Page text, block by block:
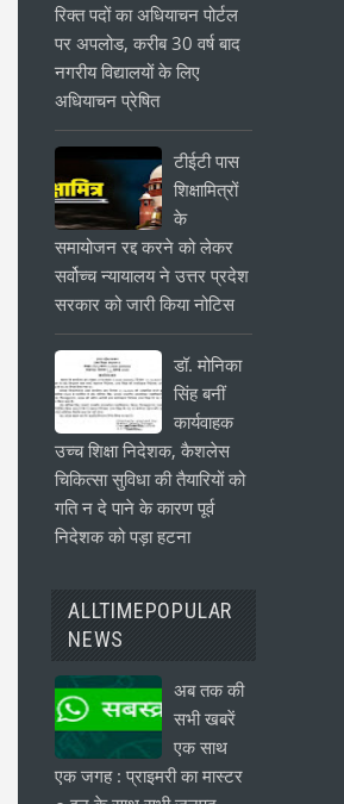
रिक्त पदों का अधियाचन पोर्टल
पर अपलोड, करीब 30 वर्ष बाद
नगरीय विद्यालयों के लिए
अधियाचन प्रेषित
टीईटी पास
शिक्षामित्रों
के
समायोजन रद्द करने को लेकर
सर्वोच्च न्यायालय ने उत्तर प्रदेश
सरकार को जारी किया नोटिस
डॉ. मोनिका
सिंह बनीं
कार्यवाहक
उच्च शिक्षा निदेशक, कैशलेस
चिकित्सा सुविधा की तैयारियों को
गति न दे पाने के कारण पूर्व
निदेशक को पड़ा हटना
ALLTIMEPOPULAR
NEWS
अब तक की
सभी खबरें
एक साथ
एक जगह : प्राइमरी का मास्टर